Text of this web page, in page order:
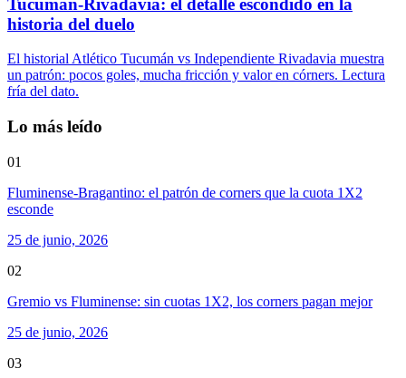
historia del duelo
El historial Atlético Tucumán vs Independiente Rivadavia muestra
un patrón: pocos goles, mucha fricción y valor en córners. Lectura
fría del dato.
Lo más leído
01
Fluminense-Bragantino: el patrón de corners que la cuota 1X2
esconde
25 de junio, 2026
02
Gremio vs Fluminense: sin cuotas 1X2, los corners pagan mejor
25 de junio, 2026
03